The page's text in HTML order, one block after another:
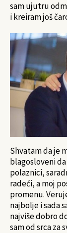
sam ujutru
i kreiram još
Shvatam da je
blagosloveni
polaznici,
radeći, a moj
promenu.
najbolje i sada
najviše dobro
sam od srca za